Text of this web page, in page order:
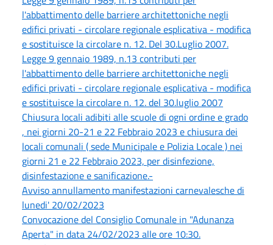
l'abbattimento delle barriere architettoniche negli
edifici privati - circolare regionale esplicativa - modifica
e sostituisce la circolare n. 12. Del 30.Luglio 2007.
Legge 9 gennaio 1989, n.13 contributi per
l'abbattimento delle barriere architettoniche negli
edifici privati - circolare regionale esplicativa - modifica
e sostituisce la circolare n. 12. del 30.luglio 2007
Chiusura locali adibiti alle scuole di ogni ordine e grado
, nei giorni 20-21 e 22 Febbraio 2023 e chiusura dei
locali comunali ( sede Municipale e Polizia Locale ) nei
giorni 21 e 22 Febbraio 2023, per disinfezione,
disinfestazione e sanificazione.-
Avviso annullamento manifestazioni carnevalesche di
lunedi' 20/02/2023
Convocazione del Consiglio Comunale in "Adunanza
Aperta" in data 24/02/2023 alle ore 10:30.